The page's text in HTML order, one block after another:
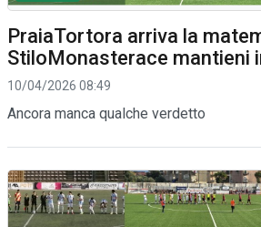
PraiaTortora arriva la
StiloMonasterace mantieni
10/04/2026 08:49
Ancora manca qualche verdetto